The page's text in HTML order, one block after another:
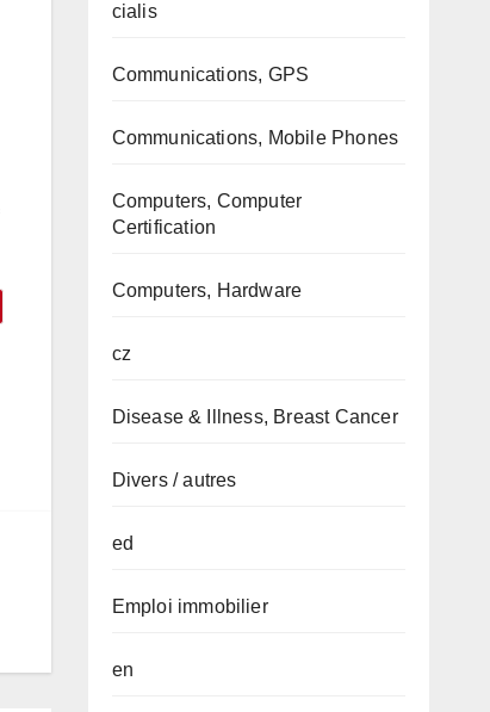
cialis
Communications, GPS
Communications, Mobile Phones
Computers, Computer
Certification
Computers, Hardware
cz
Disease & Illness, Breast Cancer
Divers / autres
ed
Emploi immobilier
en